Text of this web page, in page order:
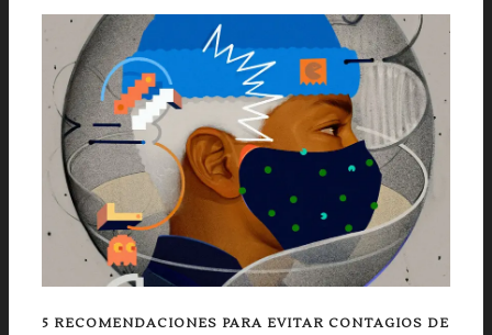
5 RECOMENDACIONES PARA EVITAR CONTAGIOS DE